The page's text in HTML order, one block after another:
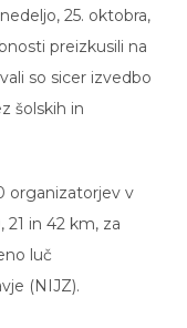
25. oktobra,
preizkusili na
so sicer izvedbo
šolskih in
organizatorjev v
21 in 42 km, za
luč
(NIJZ).